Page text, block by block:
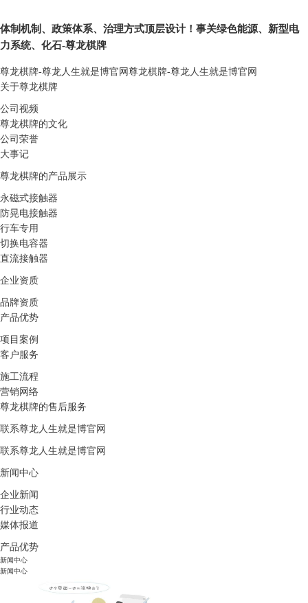
体制机制、政策体系、治理方式顶层设计！事关绿色能源、新型电
力系统、化石-尊龙棋牌
尊龙棋牌-尊龙人生就是博官网 尊龙棋牌-尊龙人生就是博官网
关于尊龙棋牌
公司视频
尊龙棋牌的文化
公司荣誉
大事记
尊龙棋牌的产品展示
永磁式接触器
防晃电接触器
行车专用
切换电容器
直流接触器
企业资质
品牌资质
产品优势
项目案例
客户服务
施工流程
营销网络
尊龙棋牌的售后服务
联系尊龙人生就是博官网
联系尊龙人生就是博官网
新闻中心
企业新闻
行业动态
媒体报道
产品优势
新闻中心
新闻中心